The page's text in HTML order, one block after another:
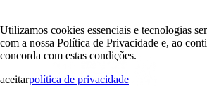
Utilizamos cookies essenciais e tecnologias
com a nossa Política de Privacidade e, ao
concorda com estas condições.
aceitarpolítica de privacidade